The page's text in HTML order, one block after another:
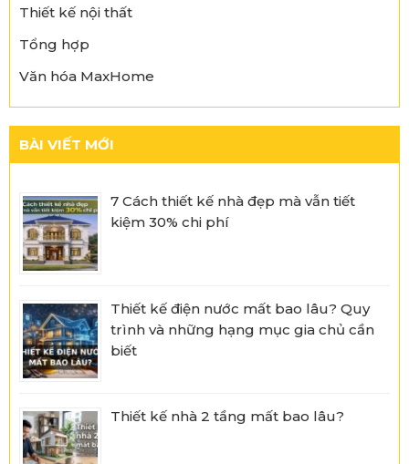
Thiết kế nội thất
Tổng hợp
Văn hóa MaxHome
BÀI VIẾT MỚI
7 Cách thiết kế nhà đẹp mà vẫn tiết
kiệm 30% chi phí
Thiết kế điện nước mất bao lâu? Quy
trình và những hạng mục gia chủ cần
biết
Thiết kế nhà 2 tầng mất bao lâu?